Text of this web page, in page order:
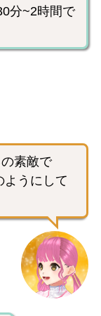
分~2時間で
素敵で
ようにして